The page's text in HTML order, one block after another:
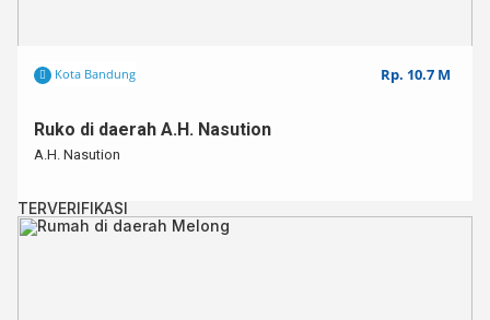
Kota Bandung Rp. 10.7 M
Ruko di daerah A.H. Nasution
A.H. Nasution
TERVERIFIKASI